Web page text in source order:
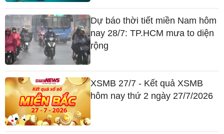
Dự báo thời tiết miền Nam hôm
nay 28/7: TP.HCM mưa to diện
rộng
XSMB 27/7 - Kết quả XSMB
hôm nay thứ 2 ngày 27/7/2026